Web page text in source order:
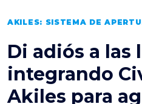
AKILES: SISTEMA DE
Di adiós a las
integrando
Akiles para